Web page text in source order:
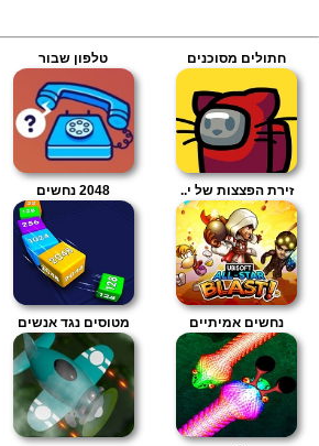
חתולים מסוכנים טלפון שבור
זירת הפצצות של י.. 2048 נחשים
נחשים אמיתיים מטוסים נגד אנשים